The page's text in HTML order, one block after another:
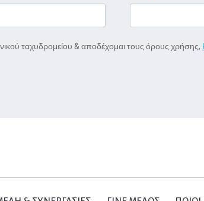
ταχυδρομείου & αποδέχομαι τους όρους χρήσης,